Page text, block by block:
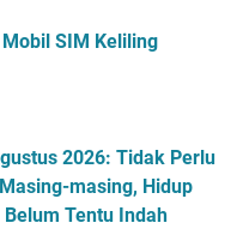
SIM Keliling
2026: Tidak Perlu
masing, Hidup
Tentu Indah